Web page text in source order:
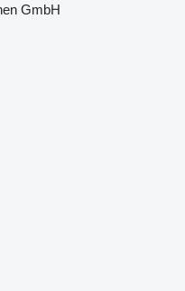
GmbH